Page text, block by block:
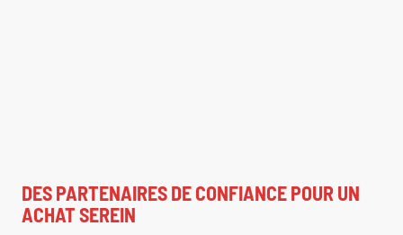
DES PARTENAIRES DE CONFIANCE POUR UN
ACHAT SEREIN